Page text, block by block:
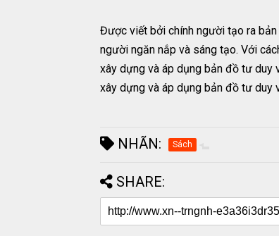
Được viết bởi chính người tạo ra
người ngăn nắp và sáng tạo. Với
xây dựng và áp dụng bản đồ tư duy
xây dựng và áp dụng bản đồ tư duy
NHÃN: Sách
SHARE: